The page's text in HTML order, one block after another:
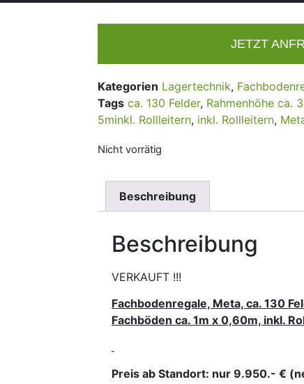
JETZT
Kategorien Lagertechnik,
Tags ca. 130 Felder, Rahmenhöhe ca. 3
5minkl. Rollleitern, inkl. Rollleitern,
Nicht vorrätig
Beschreibung
Beschreibung
VERKAUFT !!!
Fachbodenregale, Meta, ca. 130
Fachböden ca. 1m x 0,60m, inkl.
Preis ab Standort: nur 9.950.- €